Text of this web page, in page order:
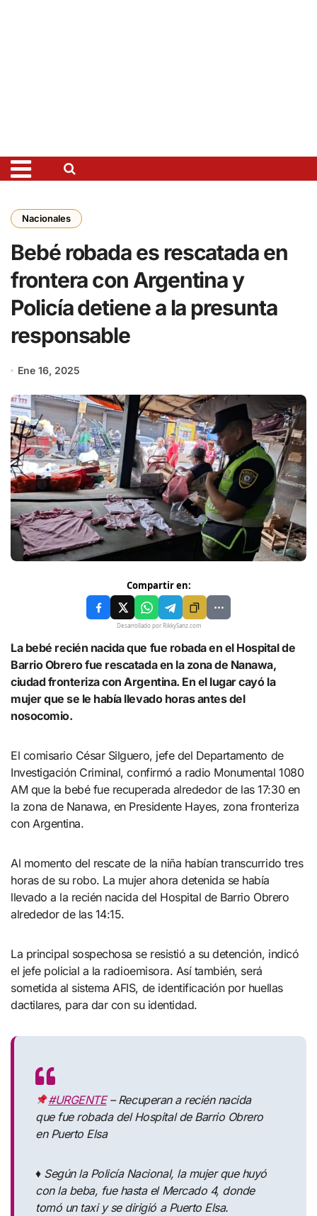
Nacionales
Bebé robada es rescatada en
frontera con Argentina y
Policía detiene a la presunta
responsable
Ene 16, 2025
Compartir en:
Desarrollado por RikkySanz.com
La bebé recién nacida que fue robada en el Hospital de
Barrio Obrero fue rescatada en la zona de Nanawa,
ciudad fronteriza con Argentina. En el lugar cayó la
mujer que se le había llevado horas antes del
nosocomio.
El comisario César Silguero, jefe del Departamento de
Investigación Criminal, confirmó a radio Monumental 1080
AM que la bebé fue recuperada alrededor de las 17:30 en
la zona de Nanawa, en Presidente Hayes, zona fronteriza
con Argentina.
Al momento del rescate de la niña habían transcurrido tres
horas de su robo. La mujer ahora detenida se había
llevado a la recién nacida del Hospital de Barrio Obrero
alrededor de las 14:15.
La principal sospechosa se resistió a su detención, indicó
el jefe policial a la radioemisora. Así también, será
sometida al sistema AFIS, de identificación por huellas
dactilares, para dar con su identidad.
#URGENTE– Recuperan a recién nacida
que fue robada del Hospital de Barrio Obrero
en Puerto Elsa
♦️ Según la Policía Nacional, la mujer que huyó
con la beba, fue hasta el Mercado 4, donde
tomó un taxi y se dirigió a Puerto Elsa.